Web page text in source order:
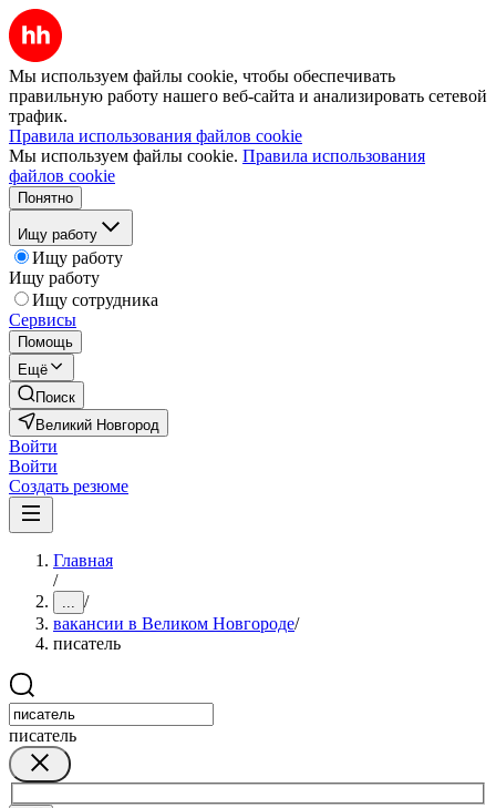
Мы используем файлы cookie, чтобы обеспечивать
правильную работу нашего веб-сайта и анализировать сетевой
трафик.
Правила использования файлов cookie
Мы используем файлы cookie. Правила использования
файлов cookie
Понятно
Ищу работу
Ищу работу
Ищу работу
Ищу сотрудника
Сервисы
Помощь
Ещё
Поиск
Великий Новгород
Войти
Войти
Создать резюме
Главная
/
... /
вакансии в Великом Новгороде/
писатель
писатель